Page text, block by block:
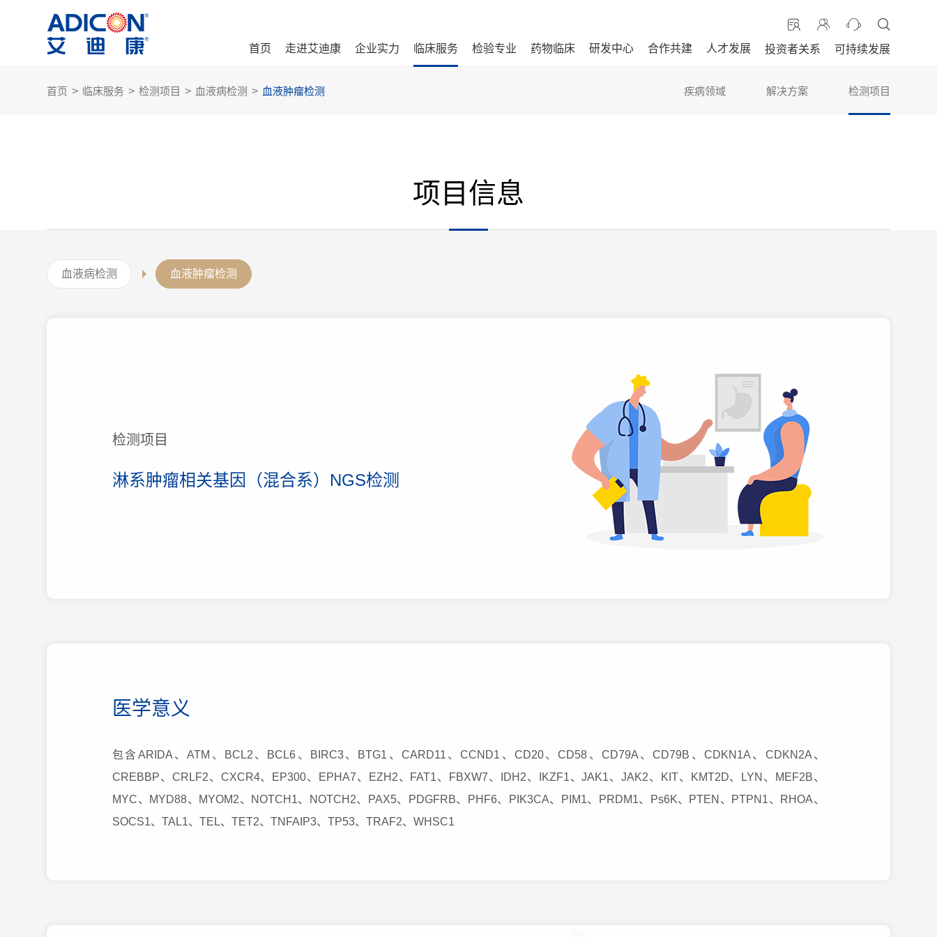
首页 走进艾迪康 企业实力 临床服务 检验专业 药物临床 研发中心 合作共建 人才发展 投资者关系 可持续发展
首页 > 临床服务 > 检测项目 > 血液病检测 > 血液肿瘤检测 疾病领域 解决方案 检测项目
项目信息
血液病检测 血液肿瘤检测
检测项目
淋系肿瘤相关基因（混合系）NGS检测
医学意义
包含ARIDA、ATM、BCL2、BCL6、BIRC3、BTG1、CARD11、CCND1、CD20、CD58、CD79A、CD79B、CDKN1A、CDKN2A、
CREBBP、CRLF2、CXCR4、EP300、EPHA7、EZH2、FAT1、FBXW7、IDH2、IKZF1、JAK1、JAK2、KIT、KMT2D、LYN、MEF2B、
MYC、MYD88、MYOM2、NOTCH1、NOTCH2、PAX5、PDGFRB、PHF6、PIK3CA、PIM1、PRDM1、Ps6K、PTEN、PTPN1、RHOA、
SOCS1、TAL1、TEL、TET2、TNFAIP3、TP53、TRAF2、WHSC1